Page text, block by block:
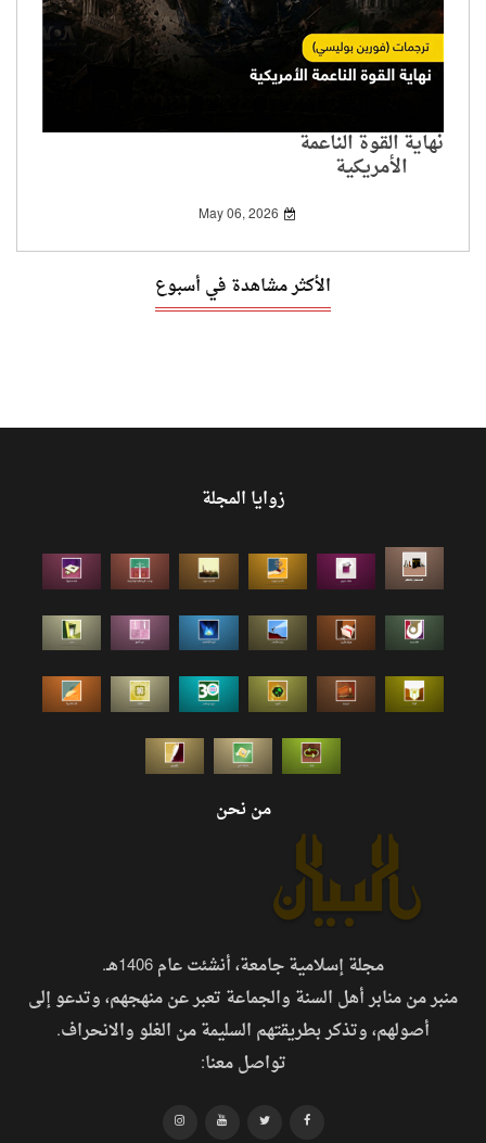
نهاية القوة الناعمة
الأمريكية
May 06, 2026
الأكثر مشاهدة في أسبوع
زوايا المجلة
من نحن
مجلة إسلامية جامعة، أنشئت عام 1406هـ.
منبر من منابر أهل السنة والجماعة تعبر عن منهجهم، وتدعو إلى
أصولهم، وتذكر بطريقتهم السليمة من الغلو والانحراف.
تواصل معنا: